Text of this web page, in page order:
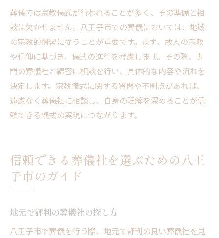
葬儀では宗教儀式が行われることが多く、その準備と相
談は欠かせません。八王子市での葬儀においては、地域
の宗教的慣習に従うことが重要です。まず、故人の宗教
や信仰に基づき、儀式の進行を考慮します。その際、専
門の葬儀社と綿密に相談を行い、具体的な内容や流れを
決定します。宗教儀式に関する質問や不明点があれば、
遠慮なく葬儀社に相談し、自身の理解を深めることが信
頼できる儀式の実現につながります。
信頼できる葬儀社を選ぶための八王
子市のガイド
地元で評判の葬儀社の探し方
八王子市で葬儀を行う際、地元で評判の良い葬儀社を見